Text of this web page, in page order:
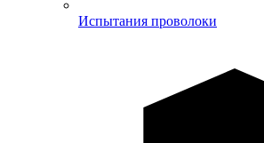
Испытания проволоки